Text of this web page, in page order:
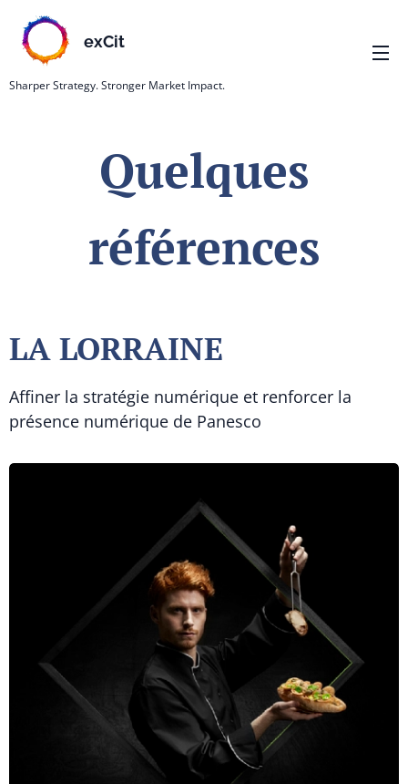
exCit
Sharper Strategy. Stronger Market Impact.
Quelques
références
LA LORRAINE
Affiner la stratégie numérique et renforcer la
présence numérique de Panesco